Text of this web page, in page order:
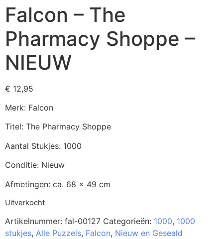
Falcon – The
Pharmacy Shoppe –
NIEUW
€ 12,95
Merk: Falcon
Titel: The Pharmacy Shoppe
Aantal Stukjes: 1000
Conditie: Nieuw
Afmetingen: ca. 68 x 49 cm
Uitverkocht
Artikelnummer: fal-00127 Categorieën: 1000, 1000
stukjes, Alle Puzzels, Falcon, Nieuw en Geseald